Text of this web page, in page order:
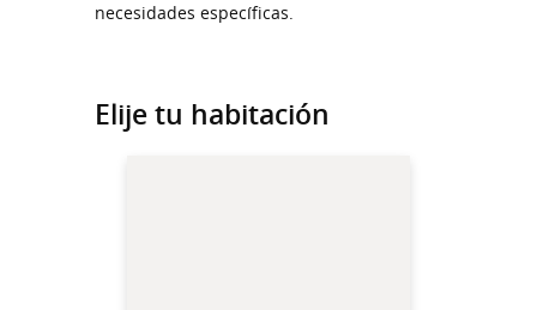
necesidades específicas.
Elije tu habitación